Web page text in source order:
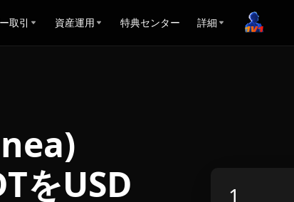
取引 資産運用 特典センター 詳細
をUSD